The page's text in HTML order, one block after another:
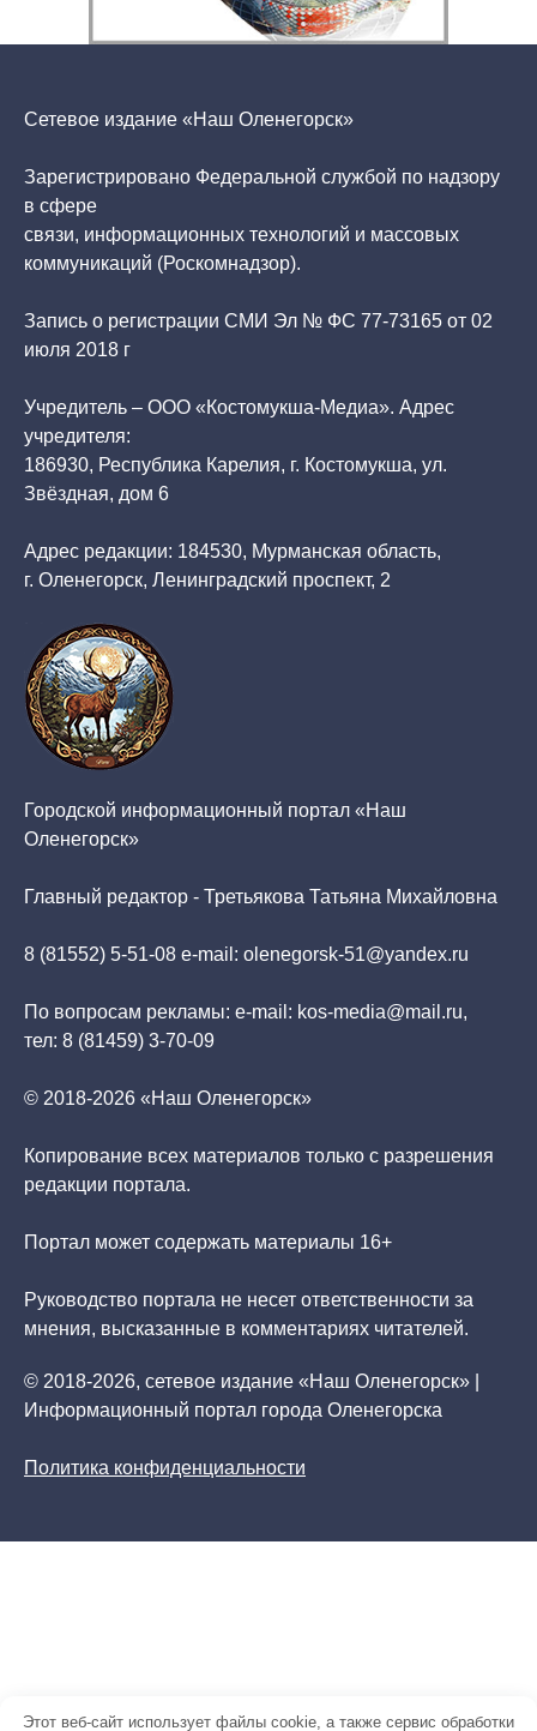
Сетевое издание «Наш Оленегорск»
Зарегистрировано Федеральной службой по надзору
в сфере
связи, информационных технологий и массовых
коммуникаций (Роскомнадзор).
Запись о регистрации СМИ Эл № ФС 77-73165 от 02
июля 2018 г
Учредитель – ООО «Костомукша-Медиа». Адрес
учредителя:
186930, Республика Карелия, г. Костомукша, ул.
Звёздная, дом 6
Адрес редакции: 184530, Мурманская область,
г. Оленегорск, Ленинградский проспект, 2
Городской информационный портал «Наш
Оленегорск»
Главный редактор - Третьякова Татьяна Михайловна
8 (81552) 5-51-08 e-mail: olenegorsk-51@yandex.ru
По вопросам рекламы: e-mail: kos-media@mail.ru,
тел: 8 (81459) 3-70-09
© 2018-2026 «Наш Оленегорск»
Копирование всех материалов только с разрешения
редакции портала.
Портал может содержать материалы 16+
Руководство портала не несет ответственности за
мнения, высказанные в комментариях читателей.
© 2018-2026, сетевое издание «Наш Оленегорск» |
Информационный портал города Оленегорска
Политика конфиденциальности
Этот веб-сайт использует файлы cookie, а также сервис обработки